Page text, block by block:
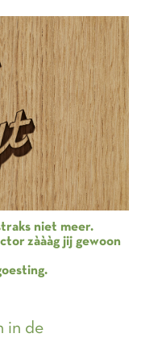
niet meer.
zàààg jij gewoon
in de